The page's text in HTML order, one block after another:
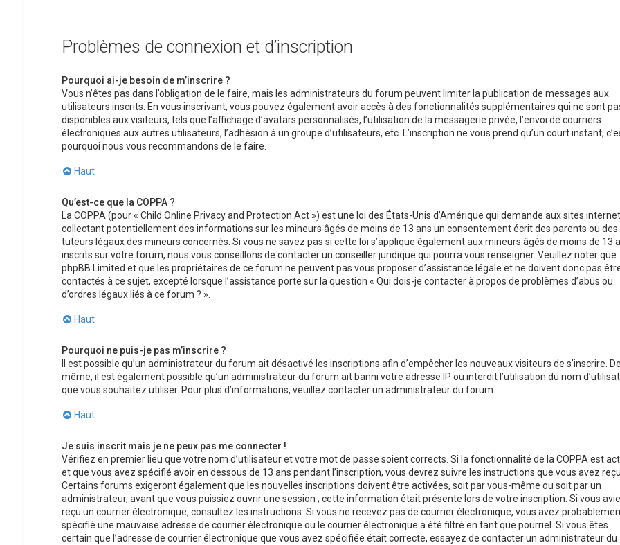
Problèmes de connexion et d’inscription
Pourquoi ai-je besoin de m’inscrire ?
Vous n’êtes pas dans l’obligation de le faire, mais les administrateurs du forum peuvent limiter la publication de messages aux
utilisateurs inscrits. En vous inscrivant, vous pouvez également avoir accès à des fonctionnalités supplémentaires qui ne sont
disponibles aux visiteurs, tels que l’affichage d’avatars personnalisés, l’utilisation de la messagerie privée, l’envoi de courriers
électroniques aux autres utilisateurs, l’adhésion à un groupe d’utilisateurs, etc. L’inscription ne vous prend qu’un court instant,
pourquoi nous vous recommandons de le faire.
Haut
Qu’est-ce que la COPPA ?
La COPPA (pour « Child Online Privacy and Protection Act ») est une loi des États-Unis d’Amérique qui demande aux sites internet
collectant potentiellement des informations sur les mineurs âgés de moins de 13 ans un consentement écrit des parents ou des
tuteurs légaux des mineurs concernés. Si vous ne savez pas si cette loi s’applique également aux mineurs âgés de moins de 13
inscrits sur votre forum, nous vous conseillons de contacter un conseiller juridique qui pourra vous renseigner. Veuillez noter que
phpBB Limited et que les propriétaires de ce forum ne peuvent pas vous proposer d’assistance légale et ne doivent donc pas
contactés à ce sujet, excepté lorsque l’assistance porte sur la question « Qui dois-je contacter à propos de problèmes d’abus ou
d’ordres légaux liés à ce forum ? ».
Haut
Pourquoi ne puis-je pas m’inscrire ?
Il est possible qu’un administrateur du forum ait désactivé les inscriptions afin d’empêcher les nouveaux visiteurs de s’inscrire. De
même, il est également possible qu’un administrateur du forum ait banni votre adresse IP ou interdit l’utilisation du nom
que vous souhaitez utiliser. Pour plus d’informations, veuillez contacter un administrateur du forum.
Haut
Je suis inscrit mais je ne peux pas me connecter !
Vérifiez en premier lieu que votre nom d’utilisateur et votre mot de passe soient corrects. Si la fonctionnalité de la COPPA est
et que vous avez spécifié avoir en dessous de 13 ans pendant l’inscription, vous devrez suivre les instructions que vous avez
Certains forums exigeront également que les nouvelles inscriptions doivent être activées, soit par vous-même ou soit par un
administrateur, avant que vous puissiez ouvrir une session ; cette information était présente lors de votre inscription. Si vous
reçu un courrier électronique, consultez les instructions. Si vous ne recevez pas de courrier électronique, vous avez
spécifié une mauvaise adresse de courrier électronique ou le courrier électronique a été filtré en tant que pourriel. Si vous êtes
certain que l’adresse de courrier électronique que vous avez spécifiée était correcte, essayez de contacter un administrateur du